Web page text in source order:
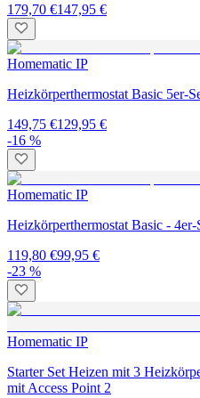
179,70 €147,95 €
Homematic IP
Heizkörperthermostat Basic 5er-
149,75 €129,95 €
-16 %
Homematic IP
Heizkörperthermostat Basic - 4er-
119,80 €99,95 €
-23 %
Homematic IP
Starter Set Heizen mit 3
mit Access Point 2